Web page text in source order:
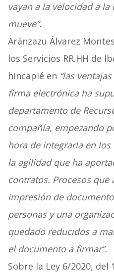
vayan a la velocidad a
mueve”.
Aránzazu Álvarez
los Servicios RR.HH de
hincapié en “las
firma electrónica ha
departamento de
compañía, empezando
hora de integrarla en
la agilidad que ha
contratos. Procesos
impresión de
personas y una
quedado reducidos a
el documento a firmar”.
Sobre la Ley 6/2020, del